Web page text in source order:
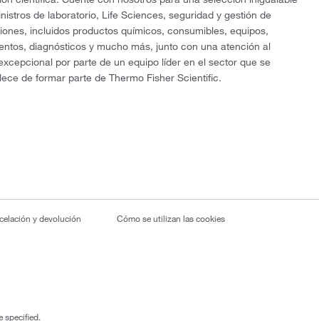
de laboratorio, Life Sciences, seguridad y gestión de
incluidos productos químicos, consumibles, equipos,
diagnósticos y mucho más, junto con una atención al
por parte de un equipo líder en el sector que se
de formar parte de Thermo Fisher Scientific.
y devolución Cómo se utilizan las cookies
specified.